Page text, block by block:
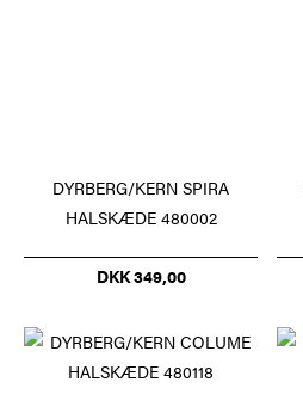
DYRBERG/KERN SPIRA
HALSKÆDE 480002
DKK 349,00